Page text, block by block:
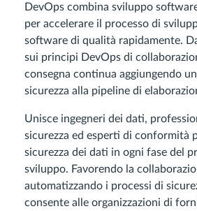
DevOps combina sviluppo
per accelerare il processo di
software di qualità rapidamente.
sui principi DevOps di
consegna continua aggiungendo
sicurezza alla pipeline di
Unisce ingegneri dei dati,
sicurezza ed esperti di conformità
sicurezza dei dati in ogni fase del
sviluppo. Favorendo la
automatizzando i processi di
consente alle organizzazioni di